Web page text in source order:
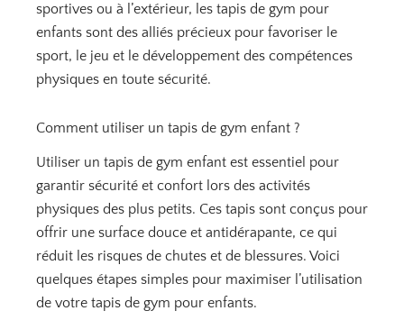
sportives ou à l’extérieur, les tapis de gym pour
enfants sont des alliés précieux pour favoriser le
sport, le jeu et le développement des compétences
physiques en toute sécurité.
Comment utiliser un tapis de gym enfant ?
Utiliser un tapis de gym enfant est essentiel pour
garantir sécurité et confort lors des activités
physiques des plus petits. Ces tapis sont conçus pour
offrir une surface douce et antidérapante, ce qui
réduit les risques de chutes et de blessures. Voici
quelques étapes simples pour maximiser l’utilisation
de votre tapis de gym pour enfants.